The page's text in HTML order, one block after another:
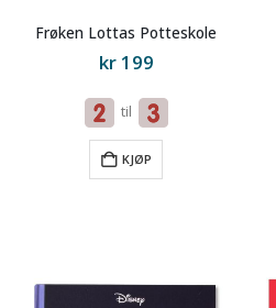
Frøken Lottas Potteskole
kr199
til
KJØP